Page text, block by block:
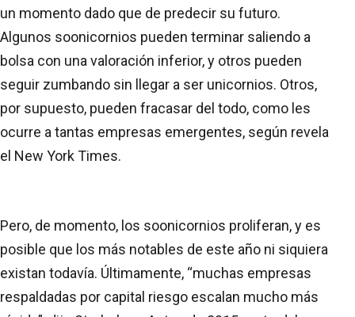
un momento dado que de predecir su futuro.
Algunos soonicornios pueden terminar saliendo a
bolsa con una valoración inferior, y otros pueden
seguir zumbando sin llegar a ser unicornios. Otros,
por supuesto, pueden fracasar del todo, como les
ocurre a tantas empresas emergentes, según revela
el New York Times.
Pero, de momento, los soonicornios proliferan, y es
posible que los más notables de este año ni siquiera
existan todavía. Últimamente, “muchas empresas
respaldadas por capital riesgo escalan mucho más